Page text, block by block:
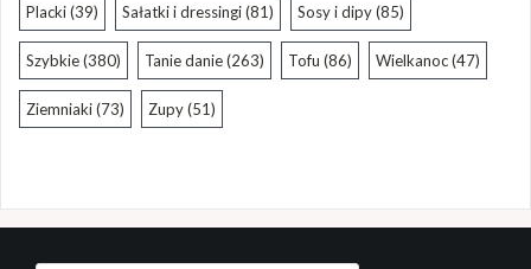
Placki(39) Sałatki i dressingi(81) Sosy i dipy(85)
Szybkie(380) Tanie danie(263) Tofu (86) Wielkanoc(47)
Ziemniaki(73) Zupy(51)